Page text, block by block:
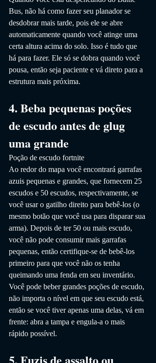
Bus, não há como fazer seu planador se
desdobrar mais tarde, pois ele se abre
automaticamente quando você atinge uma
certa altura acima do solo. Isso é tudo que
há para fazer. Ele só se dobra quando você
pousa, então seja paciente e vá direto para a
estrutura mais próxima.
4. Beba pequenas poções
de escudo antes de glug
uma grande
Poção de escudo fortnite
Ao redor do mapa você encontrará garrafas
azuis pequenas e grandes, que fornecem 25
escudos e 50 escudos, respectivamente, se
você usar o gatilho direito para bebê-los (o
mesmo botão que você usa para disparar sua
arma). Depois de ter 50 ou mais escudo,
você não pode consumir mais garrafas
pequenas, então certifique-se de bebê-los
primeiro para que você não os tenha
queimando uma fenda em seu inventário.
Você pode beber grandes poções de escudo,
não importa o nível em que seu escudo está,
então se você tiver apenas uma delas, vá em
frente: abra a tampa e engula-a o mais
rápido possível.